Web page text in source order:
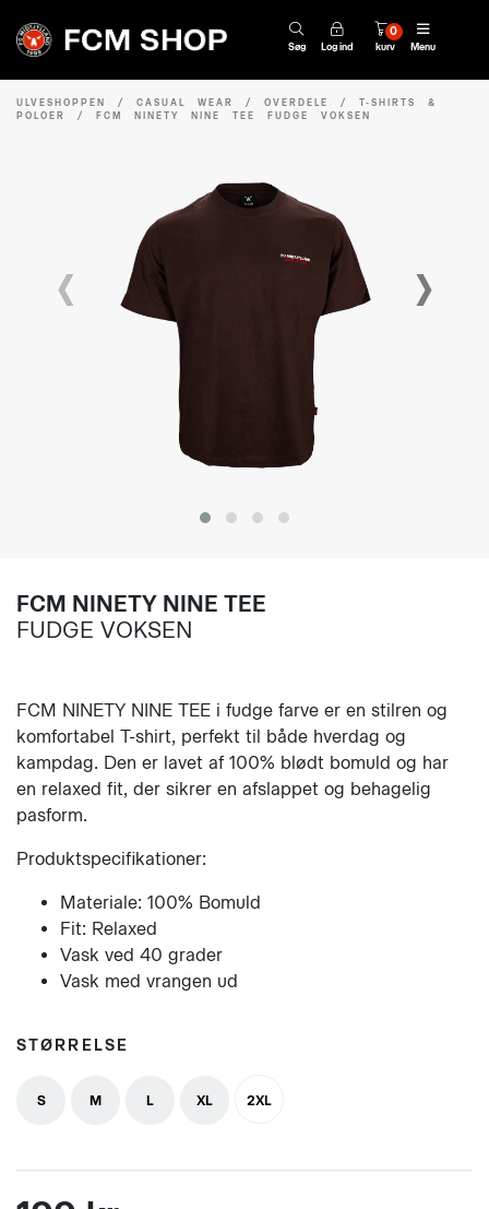
Søg Log ind kurv
0
Menu
ULVESHOPPEN / CASUAL WEAR / OVERDELE / T-SHIRTS &
POLOER
/ FCM NINETY NINE TEE FUDGE VOKSEN
‹ ›
FCM NINETY NINE TEE
FUDGE VOKSEN
FCM NINETY NINE TEE i fudge farve er en stilren og
komfortabel T-shirt, perfekt til både hverdag og
kampdag. Den er lavet af 100% blødt bomuld og har
en relaxed fit, der sikrer en afslappet og behagelig
pasform.
Produktspecifikationer:
Materiale: 100% Bomuld
Fit: Relaxed
Vask ved 40 grader
Vask med vrangen ud
STØRRELSE
S M L XL 2XL